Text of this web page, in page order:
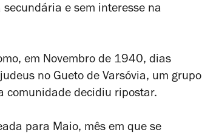
e sem interesse na
em Novembro de 1940, dias
no Gueto de Varsóvia, um grupo
comunidade decidiu ripostar.
para Maio, mês em que se